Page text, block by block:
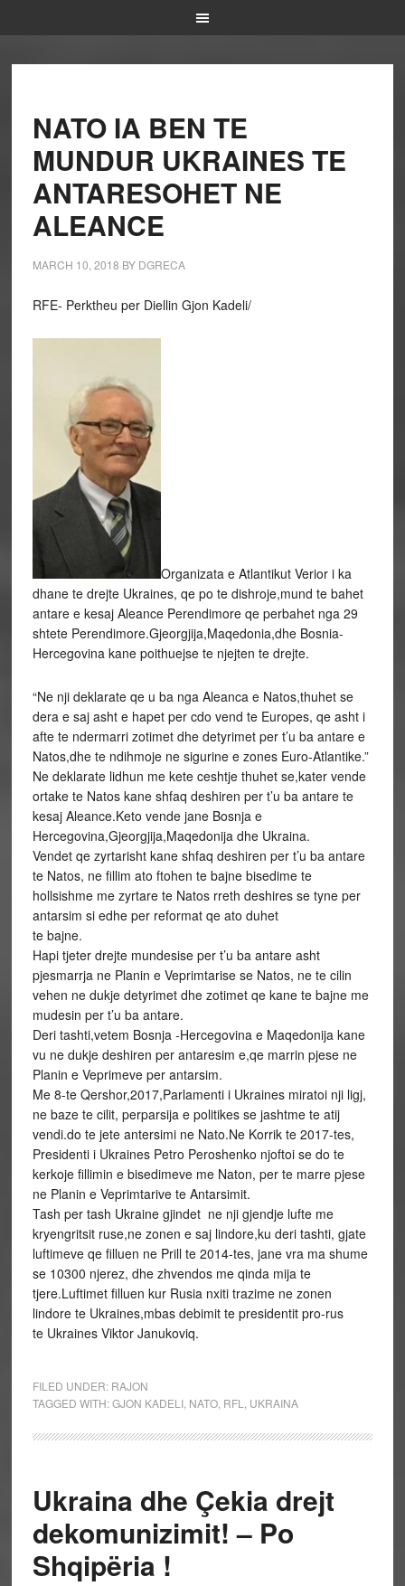
NATO IA BEN TE
MUNDUR UKRAINES TE
ANTARESOHET NE
ALEANCE
MARCH 10, 2018 BY DGRECA
RFE- Perktheu per Diellin Gjon Kadeli/
Organizata e Atlantikut Verior i ka
dhane te drejte Ukraines, qe po te dishroje,mund te bahet
antare e kesaj Aleance Perendimore qe perbahet nga 29
shtete Perendimore.Gjeorgjija,Maqedonia,dhe Bosnia-
Hercegovina kane poithuejse te njejten te drejte.
“Ne nji deklarate qe u ba nga Aleanca e Natos,thuhet se
dera e saj asht e hapet per cdo vend te Europes, qe asht i
afte te ndermarri zotimet dhe detyrimet per t’u ba antare e
Natos,dhe te ndihmoje ne sigurine e zones Euro-Atlantike.”
Ne deklarate lidhun me kete ceshtje thuhet se,kater vende
ortake te Natos kane shfaq deshiren per t’u ba antare te
kesaj Aleance.Keto vende jane Bosnja e
Hercegovina,Gjeorgjija,Maqedonija dhe Ukraina.
Vendet qe zyrtarisht kane shfaq deshiren per t’u ba antare
te Natos, ne fillim ato ftohen te bajne bisedime te
hollsishme me zyrtare te Natos rreth deshires se tyne per
antarsim si edhe per reformat qe ato duhet
te bajne.
Hapi tjeter drejte mundesise per t’u ba antare asht
pjesmarrja ne Planin e Veprimtarise se Natos, ne te cilin
vehen ne dukje detyrimet dhe zotimet qe kane te bajne me
mudesin per t’u ba antare.
Deri tashti,vetem Bosnja -Hercegovina e Maqedonija kane
vu ne dukje deshiren per antaresim e,qe marrin pjese ne
Planin e Veprimeve per antarsim.
Me 8-te Qershor,2017,Parlamenti i Ukraines miratoi nji ligj,
ne baze te cilit, perparsija e politikes se jashtme te atij
vendi.do te jete antersimi ne Nato.Ne Korrik te 2017-tes,
Presidenti i Ukraines Petro Peroshenko njoftoi se do te
kerkoje fillimin e bisedimeve me Naton, per te marre pjese
ne Planin e Veprimtarive te Antarsimit.
Tash per tash Ukraine gjindet ne nji gjendje lufte me
kryengritsit ruse,ne zonen e saj lindore,ku deri tashti, gjate
luftimeve qe filluen ne Prill te 2014-tes, jane vra ma shume
se 10300 njerez, dhe zhvendos me qinda mija te
tjere.Luftimet filluen kur Rusia nxiti trazime ne zonen
lindore te Ukraines,mbas debimit te presidentit pro-rus
te Ukraines Viktor Janukoviq.
FILED UNDER: RAJON
TAGGED WITH:GJON KADELI, NATO, RFL UKRAINA
Ukraina dhe Çekia drejt
dekomunizimit! – Po
Shqipëria !